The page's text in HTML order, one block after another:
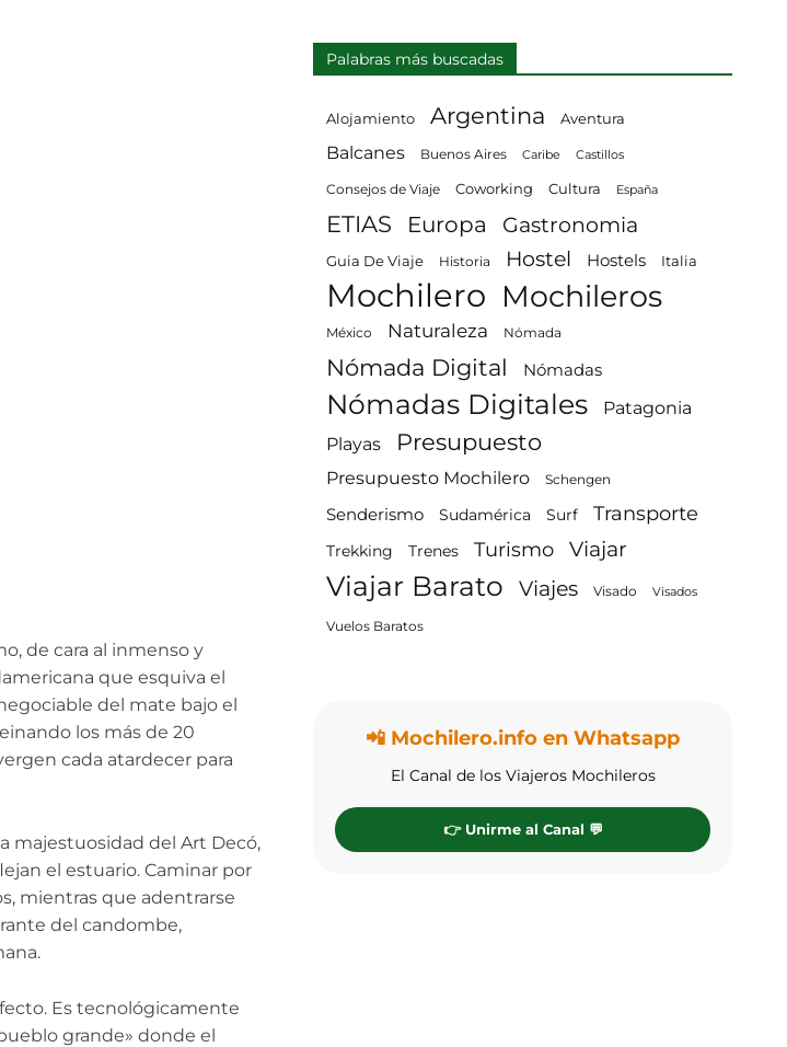
de cara al inmenso y
que esquiva el
del mate bajo el
los más de 20
cada atardecer para
majestuosidad del Art Decó,
el estuario. Caminar por
mientras que adentrarse
del candombe,
Es tecnológicamente
grande» donde el
Palabras más buscadas
Alojamiento Argentina Aventura
Balcanes Buenos Aires Caribe Castillos
Consejos de Viaje Coworking Cultura España
ETIAS Europa Gastronomia
Guia De Viaje Historia Hostel Hostels Italia
Mochilero Mochileros
México Naturaleza Nómada
Nómada Digital Nómadas
Nómadas Digitales
Patagonia
Playas
Presupuesto
Presupuesto Mochilero Schengen
Senderismo Sudamérica Surf Transporte
Trekking Trenes Turismo Viajar
Viajar Barato Viajes Visado Visados
Vuelos Baratos
📲 Mochilero.info en Whatsapp
El Canal de los Viajeros Mochileros
👉 Unirme al Canal 💬